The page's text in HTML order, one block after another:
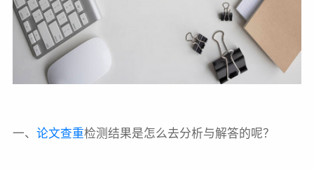
一、 论文查重检测结果是怎么去分析与解答的呢？